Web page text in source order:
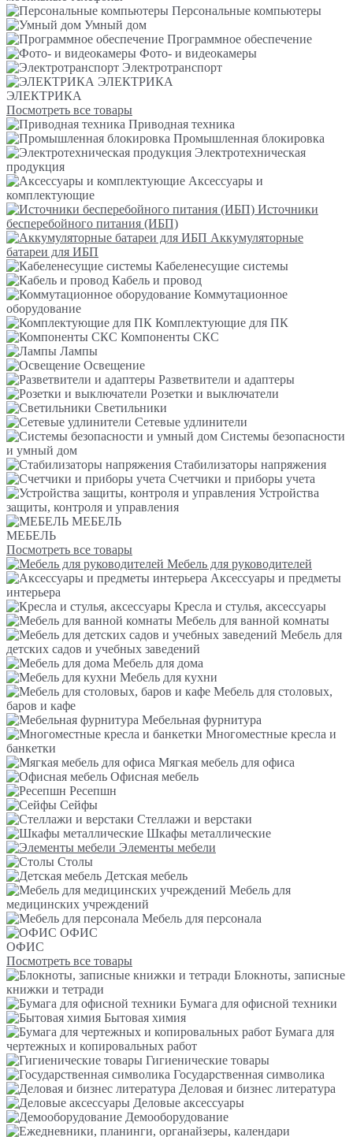
Персональные компьютеры
Умный дом
Программное обеспечение
Фото- и видеокамеры
Электротранспорт
ЭЛЕКТРИКА
ЭЛЕКТРИКА
Посмотреть все товары
Приводная техника
Промышленная блокировка
Электротехническая
продукция
Аксессуары и
комплектующие
Источники
бесперебойного питания (ИБП)
Аккумуляторные
батареи для ИБП
Кабеленесущие системы
Кабель и провод
Коммутационное
оборудование
Комплектующие для ПК
Компоненты СКС
Лампы
Освещение
Разветвители и адаптеры
Розетки и выключатели
Светильники
Сетевые удлинители
Системы безопасности
и умный дом
Стабилизаторы напряжения
Счетчики и приборы учета
Устройства
защиты, контроля и управления
МЕБЕЛЬ
МЕБЕЛЬ
Посмотреть все товары
Мебель для руководителей
Аксессуары и предметы
интерьера
Кресла и стулья, аксессуары
Мебель для ванной комнаты
Мебель для
детских садов и учебных заведений
Мебель для дома
Мебель для кухни
Мебель для столовых,
баров и кафе
Мебельная фурнитура
Многоместные кресла и
банкетки
Мягкая мебель для офиса
Офисная мебель
Ресепшн
Сейфы
Стеллажи и верстаки
Шкафы металлические
Элементы мебели
Столы
Детская мебель
Мебель для
медицинских учреждений
Мебель для персонала
ОФИС
ОФИС
Посмотреть все товары
Блокноты, записные
книжки и тетради
Бумага для офисной техники
Бытовая химия
Бумага для
чертежных и копировальных работ
Гигиенические товары
Государственная символика
Деловая и бизнес литература
Деловые аксессуары
Демооборудование